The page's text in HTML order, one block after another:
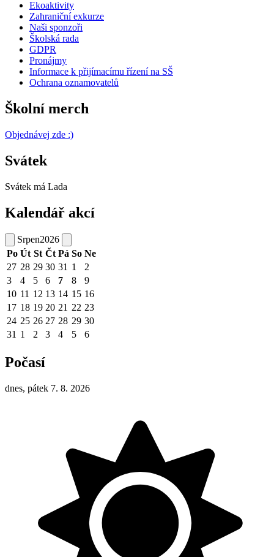
Ekoaktivity
Zahraniční exkurze
Naši sponzoři
Školská rada
GDPR
Pronájmy
Informace k přijímacímu řízení na SŠ
Ochrana oznamovatelů
Školní merch
Objednávej zde :)
Svátek
Svátek má Lada
Kalendář akcí
Srpen2026
Po Út St Čt Pá So Ne
27 28 29 30 31 1
2
3
4 5 6 7 8
9
10 11 12 13 14 15 16
17 18 19 20 21 22 23
24 25 26 27 28 29 30
31 1 2 3 4 5 6
Počasí
dnes, pátek 7. 8. 2026